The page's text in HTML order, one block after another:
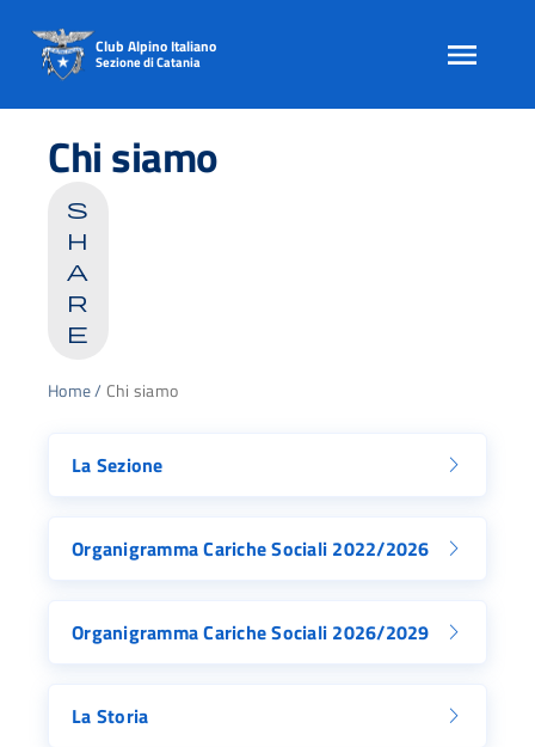
content
Club Alpino Italiano
Sezione di Catania
Chi siamo
s
h
a
r
e
Home/ Chi siamo
La Sezione
Organigramma Cariche Sociali 2022/2026
Organigramma Cariche Sociali 2026/2029
La Storia